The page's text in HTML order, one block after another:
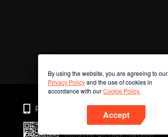
By using the website, you are agreeing to our
Privacy Policyand the use of cookies in
accordance with ourCookie Policy.
Accept
Phone
สแกนรหัส QR เพื่อดาวน์โหลด